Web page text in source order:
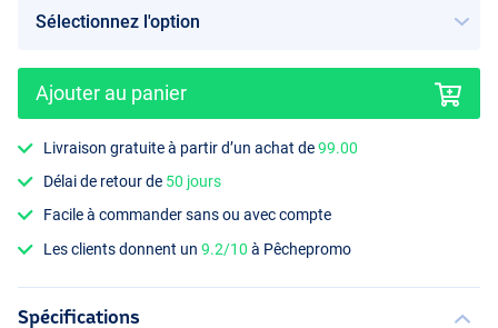
Ajouter au panier
Livraison gratuite à partir d’un achat de99.00
Délai de retour de 50 jours
Facile à commander sans ou avec compte
Les clients donnent un9.2/10 à Pêchepromo
Spécifications